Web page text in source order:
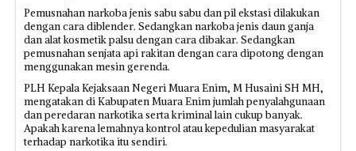
Pemusnahan narkoba jenis sabu sabu dan pil ekstasi dilakukan
dengan cara diblender. Sedangkan narkoba jenis daun ganja
dan alat kosmetik palsu dengan cara dibakar. Sedangkan
pemusnahan senjata api rakitan dengan cara dipotong dengan
menggunakan mesin gerenda.
PLH Kepala Kejaksaan Negeri Muara Enim, M Husaini SH MH,
mengatakan di Kabupaten Muara Enim jumlah penyalahgunaan
dan peredaran narkotika serta kriminal lain cukup banyak.
Apakah karena lemahnya kontrol atau kepedulian masyarakat
terhadap narkotika itu sendiri.